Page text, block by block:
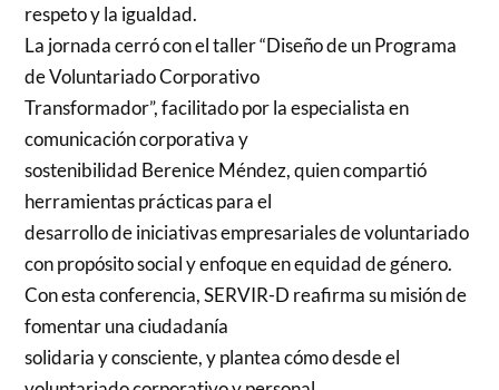
respeto y la igualdad.
La jornada cerró con el taller “Diseño de un Programa
de Voluntariado Corporativo
Transformador”, facilitado por la especialista en
comunicación corporativa y
sostenibilidad Berenice Méndez, quien compartió
herramientas prácticas para el
desarrollo de iniciativas empresariales de voluntariado
con propósito social y enfoque en equidad de género.
Con esta conferencia, SERVIR-D reafirma su misión de
fomentar una ciudadanía
solidaria y consciente, y plantea cómo desde el